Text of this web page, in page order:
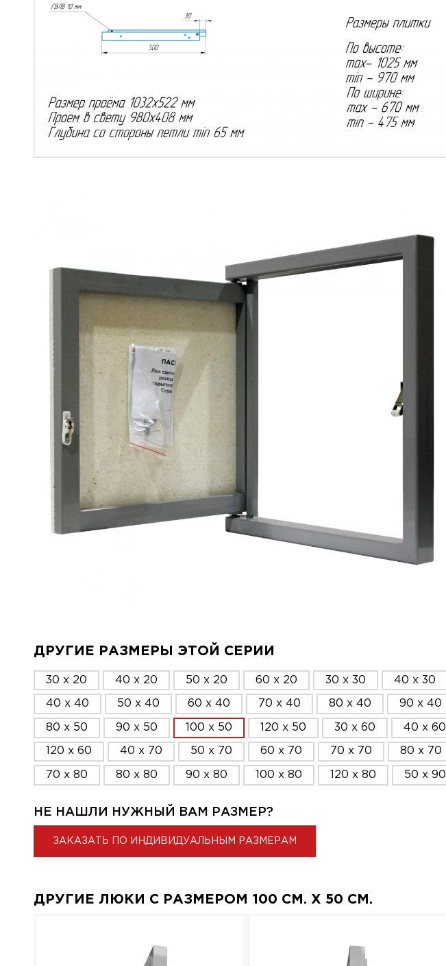
ДРУГИЕ РАЗМЕРЫ ЭТОЙ СЕРИИ
30 x 20 40 x 20 50 x 20 60 x 20 30 x 30 40 x 30
40 x 40 50 x 40 60 x 40 70 x 40 80 x 40 90 x 40
80 x 50 90 x 50 100 x 50 120 x 50 30 x 60 40 x 60
120 x 60 40 x 70 50 x 70 60 x 70 70 x 70 80 x 70
70 x 80 80 x 80 90 x 80 100 x 80 120 x 80 50 x 90
НЕ НАШЛИ НУЖНЫЙ ВАМ РАЗМЕР?
ЗАКАЗАТЬ ПО ИНДИВИДУАЛЬНЫМ РАЗМЕРАМ
ДРУГИЕ ЛЮКИ С РАЗМЕРОМ 100 СМ. X 50 СМ.